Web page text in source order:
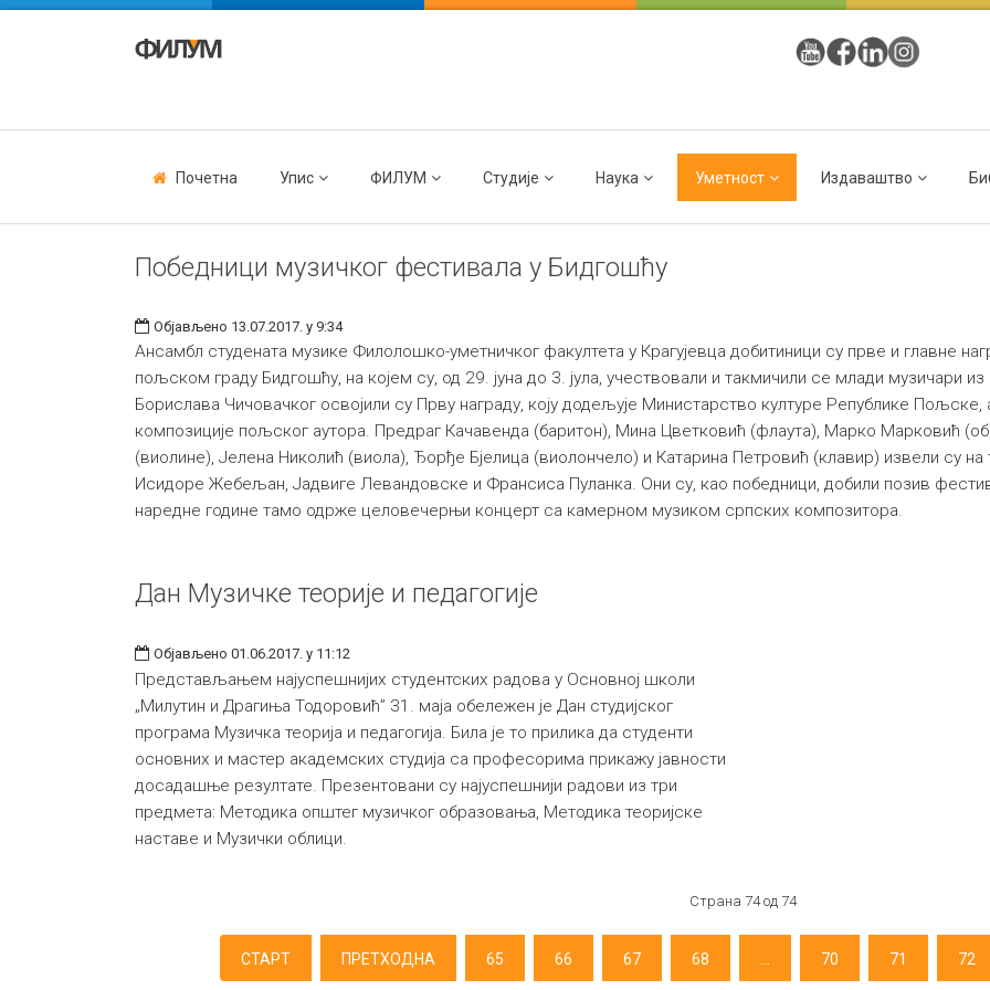
Почетна Упис ФИЛУМ Студије Наука Уметност Издаваштво
Победници музичког фестивала у Бидгошћу
Објављено 13.07.2017. у 9:34
Ансамбл студената музике Филолошко-уметничког факултета у Крагујевца добитиници су прве и главне
пољском граду Бидгошћу, на којем су, од 29. јуна до 3. јула, учествовали и такмичили се млади музичари
Борислава Чичовачког освојили су Прву награду, коју додељује Министарство културе Републике
композиције пољског аутора. Предраг Качавенда (баритон), Мина Цветковић (флаута), Марко Марковић
(виолине), Јелена Николић (виола), Ђорђе Бјелица (виолончело) и Катарина Петровић (клавир) извели су
Исидоре Жебељан, Јадвиге Левандовске и Франсиса Пуланка. Они су, као победници, добили позив
наредне године тамо одрже целовечерњи концерт са камерном музиком српских композитора.
Дан Музичке теорије и педагогије
Објављено 01.06.2017. у 11:12
Представљањем најуспешнијих студентских радова у Основној школи
„Милутин и Драгиња Тодоровић” 31. маја обележен је Дан студијског
програма Музичка теорија и педагогија. Била је то прилика да студенти
основних и мастер академских студија са професорима прикажу јавности
досадашње резултате. Презентовани су најуспешнији радови из три
предмета: Методика општег музичког образовања, Методика теоријске
наставе и Музички облици.
Страна 74 од 74
СТАРТ ПРЕТХОДНА 65 66 67 68 70 71 72